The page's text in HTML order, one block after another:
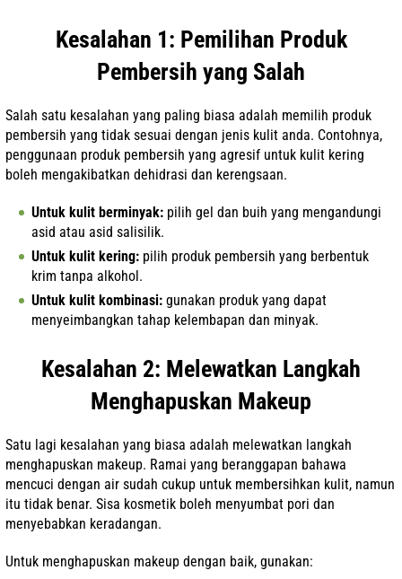
Kesalahan 1: Pemilihan Produk
Pembersih yang Salah
Salah satu kesalahan yang paling biasa adalah memilih produk
pembersih yang tidak sesuai dengan jenis kulit anda. Contohnya,
penggunaan produk pembersih yang agresif untuk kulit kering
boleh mengakibatkan dehidrasi dan kerengsaan.
Untuk kulit berminyak: pilih gel dan buih yang mengandungi
asid atau asid salisilik.
Untuk kulit kering: pilih produk pembersih yang berbentuk
krim tanpa alkohol.
Untuk kulit kombinasi: gunakan produk yang dapat
menyeimbangkan tahap kelembapan dan minyak.
Kesalahan 2: Melewatkan Langkah
Menghapuskan Makeup
Satu lagi kesalahan yang biasa adalah melewatkan langkah
menghapuskan makeup. Ramai yang beranggapan bahawa
mencuci dengan air sudah cukup untuk membersihkan kulit, namun
itu tidak benar. Sisa kosmetik boleh menyumbat pori dan
menyebabkan keradangan.
Untuk menghapuskan makeup dengan baik, gunakan: